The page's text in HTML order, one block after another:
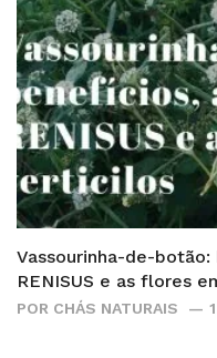
Vassourinha-de-
RENISUS e as flores
POR CHÁS NATURAIS